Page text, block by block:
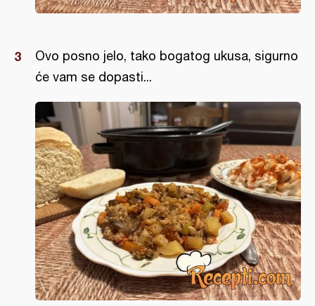
Ovo posno jelo, tako bogatog ukusa, sigurno
će vam se dopasti...